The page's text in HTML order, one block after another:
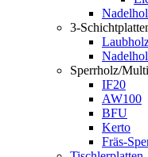
3-
Sperrholz/
IF20
AW100
BFU
Kerto
Fräs-